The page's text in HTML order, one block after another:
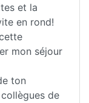
et la
en rond!
mon séjour
ton
de